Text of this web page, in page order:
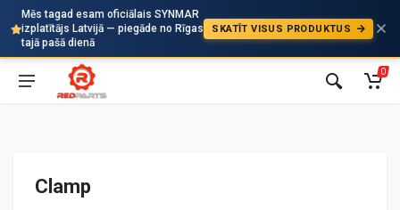
Mēs tagad esam oficiālais SYNMAR
izplatītājs Latvijā — piegāde no Rīgas
tajā pašā dienā
SKATĪT VISUS PRODUKTUS
Auto
0
Clamp